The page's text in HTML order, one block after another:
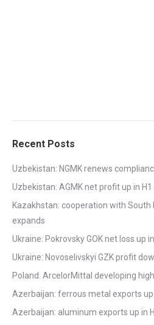
Recent Posts
Uzbekistan: NGMK renews
Uzbekistan: AGMK net profit up in H1
Kazakhstan: cooperation with South
expands
Ukraine: Pokrovsky GOK net loss up
Ukraine: Novoselivskyi GZK profit
Poland: ArcelorMittal developing
Azerbaijan: ferrous metal exports up
Azerbaijan: aluminum exports up in